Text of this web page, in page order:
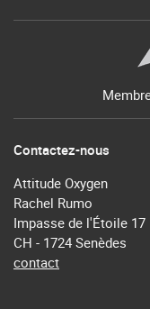
Contactez-nous
Attitude Oxygen
Rachel Rumo
Impasse de l'Étoile 17
CH - 1724 Senèdes
contact